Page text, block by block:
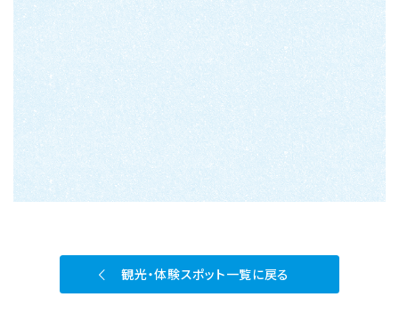
観光・体験スポット一覧に戻る